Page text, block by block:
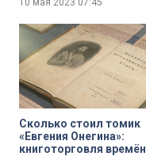
10 мая 2023 07:45
Сколько стоил томик
«Евгения Онегина»:
книготорговля времён